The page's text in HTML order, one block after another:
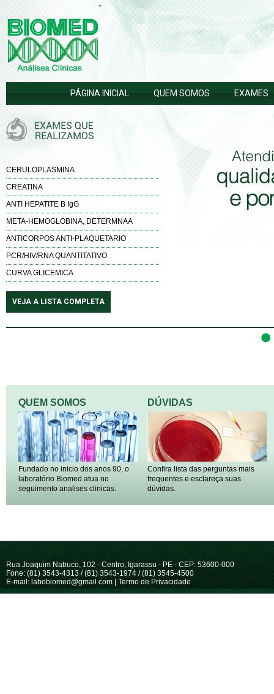
Biomed
Análises
Clínicas
-
PÁGINA INICIAL QUEM SOMOS EXAMES
CERULOPLASMINA
CREATINA
ANTI HEPATITE B IgG
META-HEMOGLOBINA, DETERMNAA
ANTICORPOS ANTI-PLAQUETARIO
PCR/HIV/RNA QUANTITATIVO
CURVA GLICEMICA
VEJA A LISTA COMPLETA
QUEM SOMOS
Fundado no inicio dos anos 90, o
laboratório Biomed atua no
seguimento analises clinicas.
DÚVIDAS
Confira lista das perguntas mais
frequentes e esclareça suas
dúvidas.
Rua Joaquim Nabuco, 102 - Centro, Igarassu - PE - CEP: 53600-000
Fone: (81) 3543-4313 / (81) 3543-1974 / (81) 3545-4500
E-mail: labobiomed@gmail.com | Termo de Privacidade